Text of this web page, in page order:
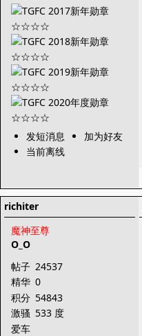
发短消息
加为好友
当前离线
richiter
魔神至尊
O_O
帖子 24537
精华 0
积分 54843
激骚 533 度
爱车